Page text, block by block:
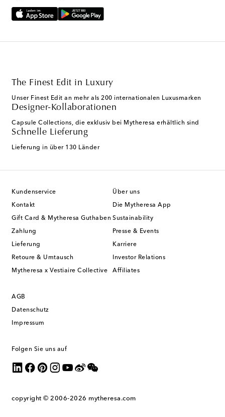
The Finest Edit in Luxury
Unser Finest Edit an mehr als 200 internationalen Luxusmarken
Designer-Kollaborationen
Capsule Collections, die exklusiv bei Mytheresa erhältlich sind
Schnelle Lieferung
Lieferung in über 130 Länder
Kundenservice
Kontakt
Gift Card & Mytheresa Guthaben
Zahlung
Lieferung
Retoure & Umtausch
Mytheresa x Vestiaire Collective
Über uns
Die Mytheresa App
Sustainability
Presse & Events
Karriere
Investor Relations
Affiliates
AGB
Datenschutz
Impressum
Folgen Sie uns auf
copyright © 2006-2026 mytheresa.com